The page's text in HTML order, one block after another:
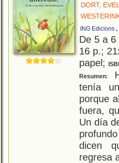
DORT,
ING Edicions
De 5 a
16 p.;
papel;
Resumen:
tenía
porque
fuera,
Un día
dicen
regresa